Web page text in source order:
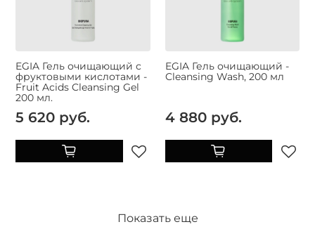
EGIA Гель очищающий с
фруктовыми кислотами -
Fruit Acids Cleansing Gel
200 мл.
5 620 руб.
EGIA Гель очищающий -
Cleansing Wash, 200 мл
4 880 руб.
Показать еще